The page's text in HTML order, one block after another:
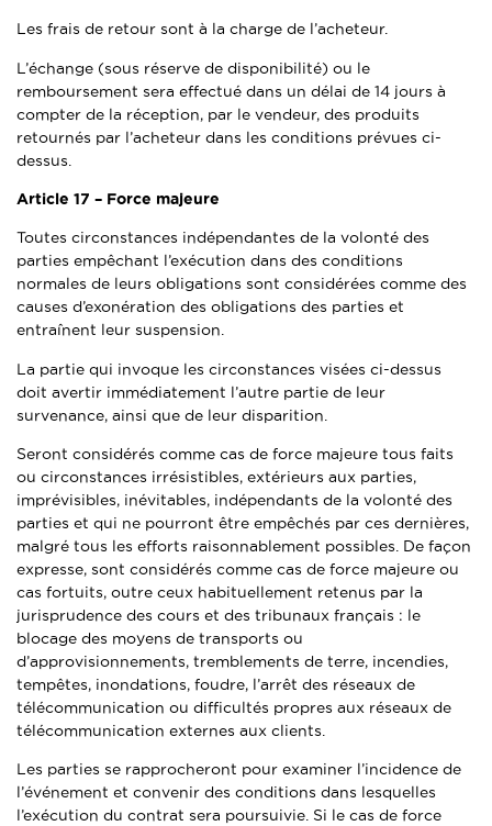
Les frais de retour sont à la charge de l’acheteur.
L’échange (sous réserve de disponibilité) ou le
remboursement sera effectué dans un délai de 14 jours à
compter de la réception, par le vendeur, des produits
retournés par l’acheteur dans les conditions prévues ci-
dessus.
Article 17 – Force majeure
Toutes circonstances indépendantes de la volonté des
parties empêchant l’exécution dans des conditions
normales de leurs obligations sont considérées comme des
causes d’exonération des obligations des parties et
entraînent leur suspension.
La partie qui invoque les circonstances visées ci-dessus
doit avertir immédiatement l’autre partie de leur
survenance, ainsi que de leur disparition.
Seront considérés comme cas de force majeure tous faits
ou circonstances irrésistibles, extérieurs aux parties,
imprévisibles, inévitables, indépendants de la volonté des
parties et qui ne pourront être empêchés par ces dernières,
malgré tous les efforts raisonnablement possibles. De façon
expresse, sont considérés comme cas de force majeure ou
cas fortuits, outre ceux habituellement retenus par la
jurisprudence des cours et des tribunaux français : le
blocage des moyens de transports ou
d’approvisionnements, tremblements de terre, incendies,
tempêtes, inondations, foudre, l’arrêt des réseaux de
télécommunication ou difficultés propres aux réseaux de
télécommunication externes aux clients.
Les parties se rapprocheront pour examiner l’incidence de
l’événement et convenir des conditions dans lesquelles
l’exécution du contrat sera poursuivie. Si le cas de force